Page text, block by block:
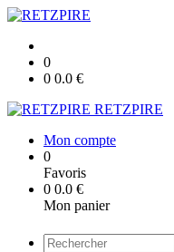
0
0 0.0 €
RETZPIRE
Mon compte
0
Favoris
0 0.0 €
Mon panier